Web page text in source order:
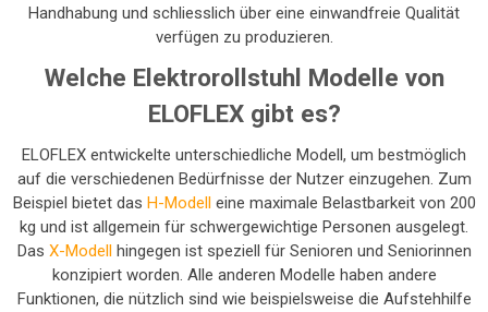
Handhabung und schliesslich über eine einwandfreie Qualität
verfügen zu produzieren.
Welche Elektrorollstuhl Modelle von
ELOFLEX gibt es?
ELOFLEX entwickelte unterschiedliche Modell, um bestmöglich
auf die verschiedenen Bedürfnisse der Nutzer einzugehen. Zum
Beispiel bietet das H-Modelleine maximale Belastbarkeit von 200
kg und ist allgemein für schwergewichtige Personen ausgelegt.
Das X-Modell hingegen ist speziell für Senioren und Seniorinnen
konzipiert worden. Alle anderen Modelle haben andere
Funktionen, die nützlich sind wie beispielsweise die Aufstehhilfe